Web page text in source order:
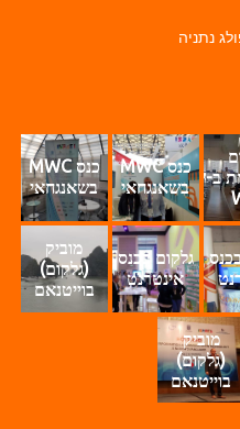
כנס MWC
בשאנגחאי
כנס MWC
בשאנגחאי
גלקום בכנס
אינטרנט
מוביק
(גלקום)
בוייטנאם
מוביק